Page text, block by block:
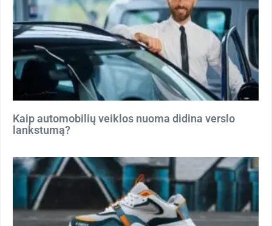
Kaip automobilių veiklos nuoma didina verslo
lankstumą?